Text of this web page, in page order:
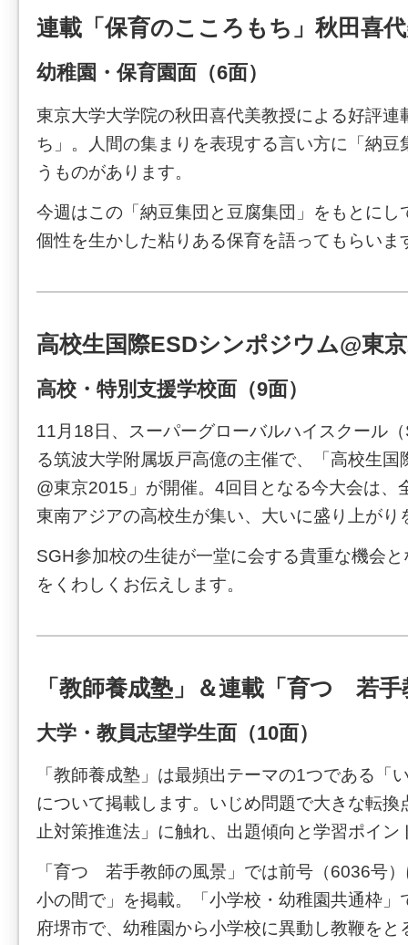
連載「保育のこころもち」秋田喜
幼稚園・保育園面（6面）
東京大学大学院の秋田喜代美教授による好評連
ち」。人間の集まりを表現する言い方に「納豆
うものがあります。
今週はこの「納豆集団と豆腐集団」をもとにし
個性を生かした粘りある保育を語ってもらいま
高校生国際ESDシンポジウム@東
高校・特別支援学校面（9面）
11月18日、スーパーグローバルハイスクール
る筑波大学附属坂戸高億の主催で、「高校生国
@東京2015」が開催。4回目となる今大会は、
東南アジアの高校生が集い、大いに盛り上がり
SGH参加校の生徒が一堂に会する貴重な機会
をくわしくお伝えします。
「教師養成塾」＆連載「育つ 若
大学・教員志望学生面（10面）
「教師養成塾」は最頻出テーマの1つである「
について掲載します。いじめ問題で大きな転換
止対策推進法」に触れ、出題傾向と学習ポイン
「育つ 若手教師の風景」では前号（6036号
小の間で」を掲載。「小学校・幼稚園共通枠」
府堺市で、幼稚園から小学校に異動し教鞭をと